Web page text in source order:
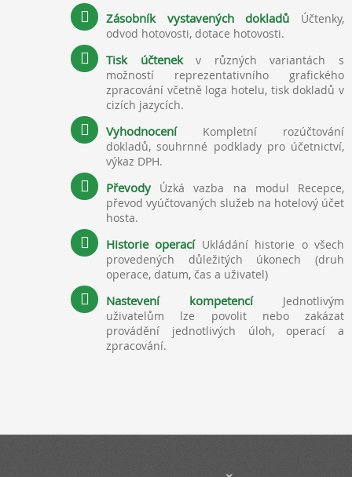
Zásobník vystavených dokladů Účtenky,
odvod hotovosti, dotace hotovosti.
Tisk účtenekv různých variantách s
možností reprezentativního grafického
zpracování včetně loga hotelu, tisk dokladů v
cizích jazycích.
VyhodnoceníKompletní rozúčtování
dokladů, souhrnné podklady pro účetnictví,
výkaz DPH.
PřevodyÚzká vazba na modul Recepce,
převod vyúčtovaných služeb na hotelový účet
hosta.
Historie operacíUkládání historie o všech
provedených důležitých úkonech (druh
operace, datum, čas a uživatel)
Nastevení kompetencíJednotlivým
uživatelům lze povolit nebo zakázat
provádění jednotlivých úloh, operací a
zpracování.